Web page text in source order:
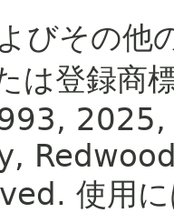
びその
は登録商
2025,
使用